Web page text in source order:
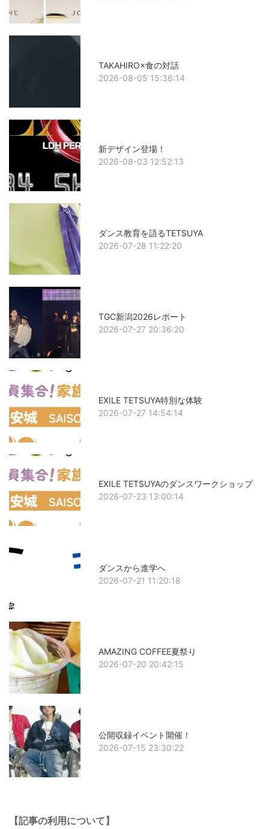
TAKAHIRO×食の対話
2026-08-05 15:36:14
新デザイン登場！
2026-08-03 12:52:13
ダンス教育を語るTETSUYA
2026-07-28 11:22:20
TGC新潟2026レポート
2026-07-27 20:36:20
EXILE TETSUYA特別な体験
2026-07-27 14:54:14
EXILE TETSUYAのダンスワークショップ
2026-07-23 13:00:14
ダンスから進学へ
2026-07-21 11:20:18
AMAZING COFFEE夏祭り
2026-07-20 20:42:15
公開収録イベント開催！
2026-07-15 23:30:22
【記事の利用について】